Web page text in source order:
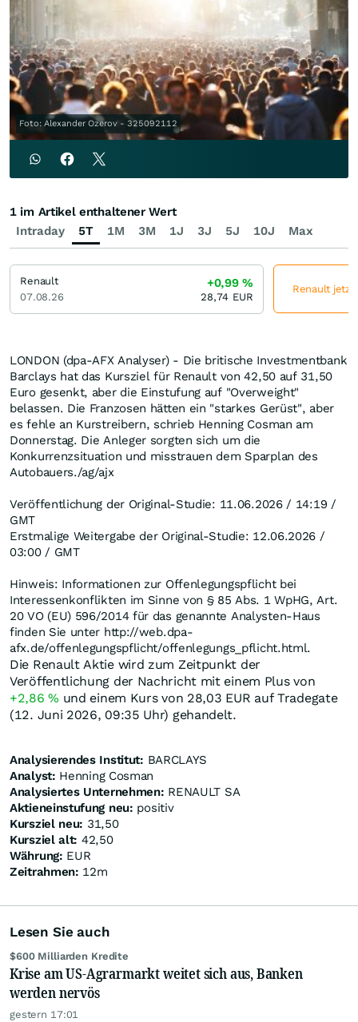
Foto: Alexander Ozerov - 325092112
LONDON (dpa-AFX Analyser) - Die britische Investmentbank
Barclays hat das Kursziel für Renault von 42,50 auf 31,50
Euro gesenkt, aber die Einstufung auf "Overweight"
belassen. Die Franzosen hätten ein "starkes Gerüst", aber
es fehle an Kurstreibern, schrieb Henning Cosman am
Donnerstag. Die Anleger sorgten sich um die
Konkurrenzsituation und misstrauen dem Sparplan des
Autobauers./ag/ajx
Veröffentlichung der Original-Studie: 11.06.2026 / 14:19 /
GMT
Erstmalige Weitergabe der Original-Studie: 12.06.2026 /
03:00 / GMT
Hinweis: Informationen zur Offenlegungspflicht bei
Interessenkonflikten im Sinne von § 85 Abs. 1 WpHG, Art.
20 VO (EU) 596/2014 für das genannte Analysten-Haus
finden Sie unter http://web.dpa-
afx.de/offenlegungspflicht/offenlegungs_pflicht.html.
Die Renault Aktie wird zum Zeitpunkt der
Veröffentlichung der Nachricht mit einem Plus von
+2,86% und einem Kurs von 28,03 EUR auf Tradegate
(12. Juni 2026, 09:35 Uhr) gehandelt.
Analysierendes Institut: BARCLAYS
Analyst: Henning Cosman
Analysiertes Unternehmen: RENAULT SA
Aktieneinstufung neu: positiv
Kursziel neu: 31,50
Kursziel alt: 42,50
Währung: EUR
Zeitrahmen: 12m
Lesen Sie auch
$600 Milliarden Kredite
Krise am US-Agrarmarkt weitet sich aus, Banken
werden nervös
gestern 17:01
Intraday 5T 1M 3M 1J 3J 5J 10J Max
1 im Artikel enthaltener Wert
Renault
07.08.26
+0,99%
28,74 EUR
Renault jetzt